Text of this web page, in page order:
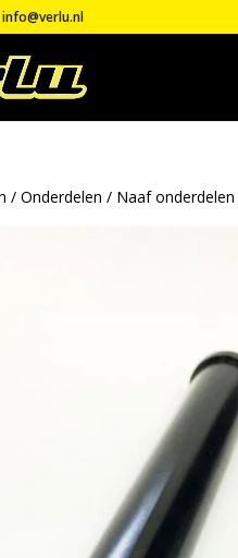
info@verlu.nl
/Onderdelen / Naaf onderdelen